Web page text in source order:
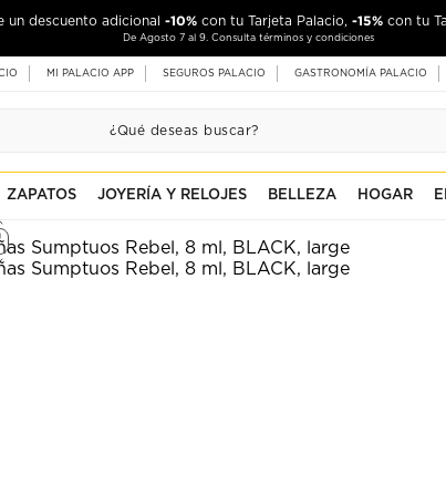
un descuento adicional -10% con tu Tarjeta Palacio, -15% con tu
De Agosto 7 al 9. Consulta términos y condiciones
MI PALACIO APP SEGUROS PALACIO GASTRONOMÍA PALACIO
ZAPATOS JOYERÍA Y RELOJES BELLEZA HOGAR